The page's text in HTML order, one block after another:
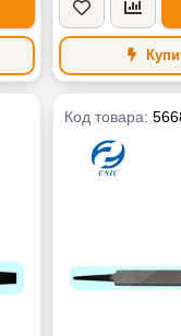
Код товара: